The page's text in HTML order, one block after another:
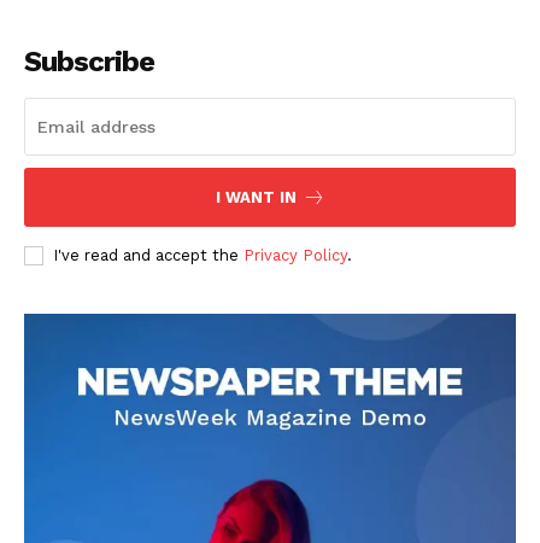
DOWNLOAD NOW
AIN NEWS 1
Subscribe
I WANT IN
I've read and accept the Privacy Policy.